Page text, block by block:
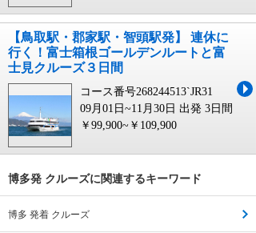
【鳥取駅・郡家駅・智頭駅発】 連休に
行く！富士箱根ゴールデンルートと富
士見クルーズ３日間
コース番号268244513`JR31
09月01日~11月30日 出発 3日間
￥99,900~￥109,900
博多発 クルーズに関連するキーワード
博多 発着 クルーズ